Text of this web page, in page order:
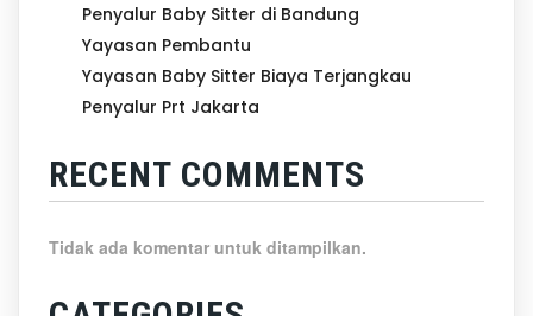
Penyalur Baby Sitter di Bandung
Yayasan Pembantu
Yayasan Baby Sitter Biaya Terjangkau
Penyalur Prt Jakarta
RECENT COMMENTS
Tidak ada komentar untuk ditampilkan.